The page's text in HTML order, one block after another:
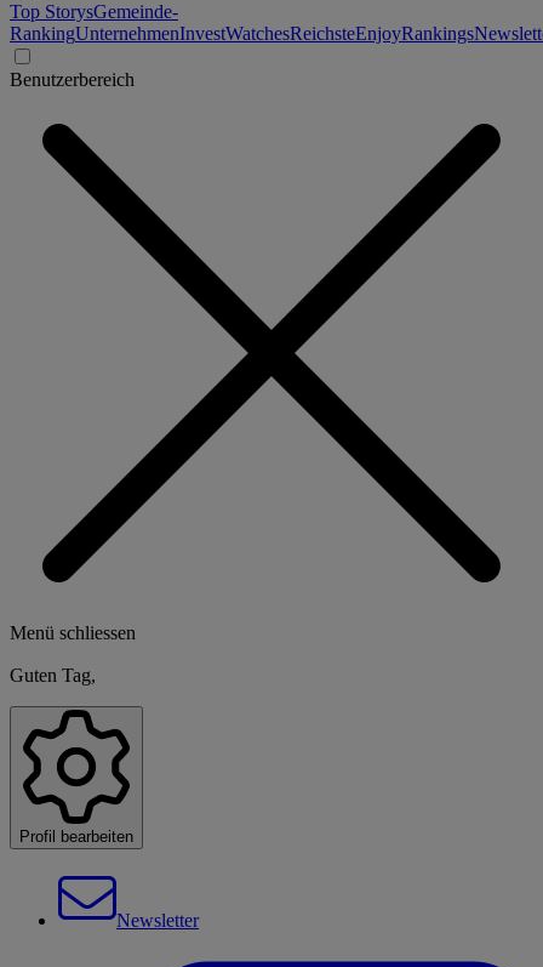
Top StorysGemeinde-
RankingUnternehmenInvestWatchesReichsteEnjoyRankings
Benutzerbereich
Menü schliessen
Guten Tag,
Profil bearbeiten
Newsletter